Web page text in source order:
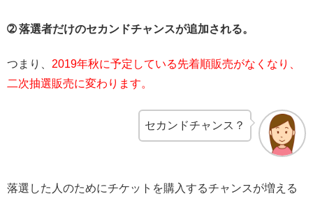
➁ 落選者だけのセカンドチャンスが追加される。
つまり、 2019年秋に予定している先着順販売がなくなり、
二次抽選販売に変わります。
セカンドチャンス？
落選した人のためにチケットを購入するチャンスが増える